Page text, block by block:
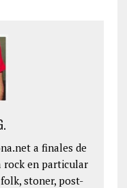
a finales de
rock en particular
stoner, post-